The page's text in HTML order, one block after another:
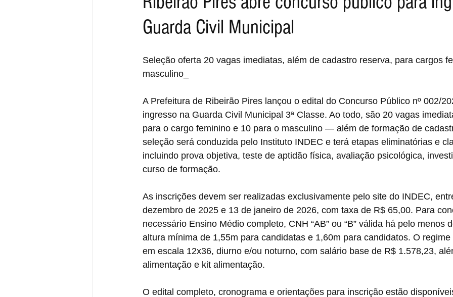
Guarda Civil Municipal
Seleção oferta 20 vagas imediatas, além de cadastro reserva, para cargos
masculino_
A Prefeitura de Ribeirão Pires lançou o edital do Concurso Público nº 002/
ingresso na Guarda Civil Municipal 3ª Classe. Ao todo, são 20 vagas
para o cargo feminino e 10 para o masculino — além de formação de
seleção será conduzida pelo Instituto INDEC e terá etapas eliminatórias e
incluindo prova objetiva, teste de aptidão física, avaliação psicológica,
curso de formação.
As inscrições devem ser realizadas exclusivamente pelo site do INDEC,
dezembro de 2025 e 13 de janeiro de 2026, com taxa de R$ 65,00. Para
necessário Ensino Médio completo, CNH “AB” ou “B” válida há pelo menos
altura mínima de 1,55m para candidatas e 1,60m para candidatos. O
em escala 12x36, diurno e/ou noturno, com salário base de R$ 1.578,23,
alimentação e kit alimentação.
O edital completo, cronograma e orientações para inscrição estão